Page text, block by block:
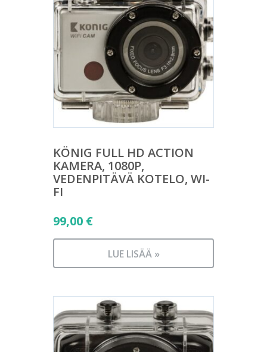
KÖNIG FULL HD ACTION
KAMERA, 1080P,
VEDENPITÄVÄ KOTELO, WI-
FI
99,00 €
LUE LISÄÄ »